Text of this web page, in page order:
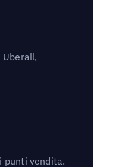
punti vendita.